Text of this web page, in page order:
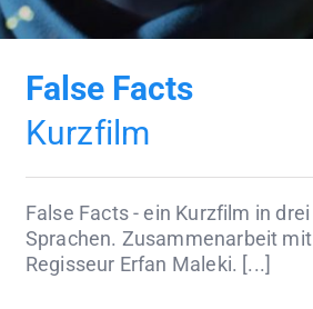
False Facts
Kurzfilm
False Facts - ein Kurzfilm in drei
Sprachen. Zusammenarbeit mit
Regisseur Erfan Maleki. [...]